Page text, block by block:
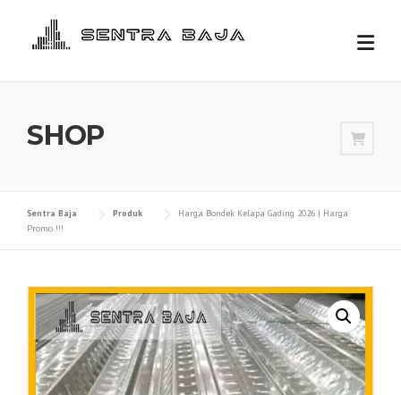
SHOP
Sentra Baja Produk
Harga Bondek Kelapa Gading 2026 | Harga
Promo !!!